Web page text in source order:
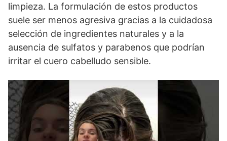
limpieza. La formulación de estos productos
suele ser menos agresiva gracias a la cuidadosa
selección de ingredientes naturales y a la
ausencia de sulfatos y parabenos que podrían
irritar el cuero cabelludo sensible.